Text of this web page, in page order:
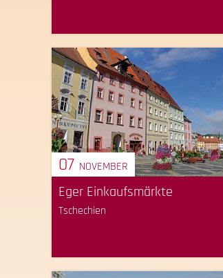
07 NOVEMBER
Eger Einkaufsmärkte
Tschechien